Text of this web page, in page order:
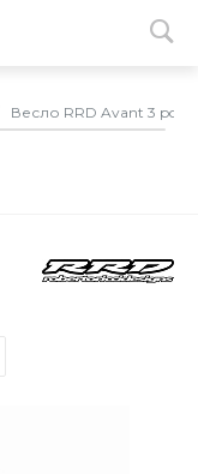
Весло RRD Avant 3 pcs